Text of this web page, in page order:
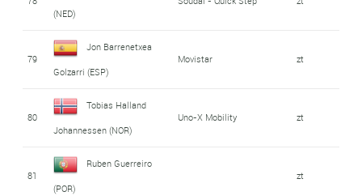
(NED)
79
Jon Barrenetxea
Golzarri (ESP)
Movistar zt
80
Tobias Halland
Johannessen (NOR)
Uno-X Mobility zt
81
Ruben Guerreiro
(POR)
zt